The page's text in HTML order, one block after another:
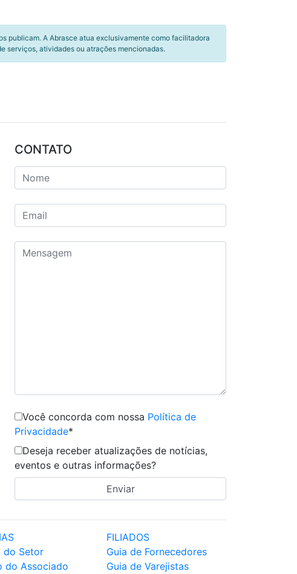
publicam. A Abrasce atua exclusivamente como facilitadora
serviços, atividades ou atrações mencionadas.
CONTATO
Você concorda com nossa Política de
Privacidade*
Deseja receber atualizações de notícias,
eventos e outras informações?
do Setor
do Associado
FILIADOS
Guia de Fornecedores
Guia de Varejistas